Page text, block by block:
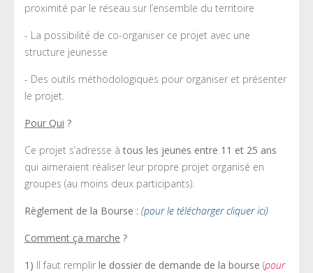
proximité par le réseau sur l’ensemble du territoire
- La possibilité de co-organiser ce projet avec une
structure jeunesse
- Des outils méthodologiques pour organiser et présenter
le projet.
Pour Qui ?
Ce projet s’adresse àtous les jeunes entre 11 et 25 ans
qui aimeraient réaliser leur propre projet organisé en
groupes (au moins deux participants).
Règlement de la Bourse : (pour le télécharger cliquer ici)
Comment ça marche ?
1) Il faut remplir le dossier de demande de la bourse (pour